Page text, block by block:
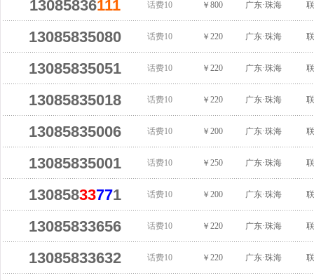
13085836111 话费10 ￥800 广东·珠海
13085835080 话费10 ￥220 广东·珠海
13085835051 话费10 ￥220 广东·珠海
13085835018 话费10 ￥220 广东·珠海
13085835006 话费10 ￥200 广东·珠海
13085835001 话费10 ￥250 广东·珠海
13085833771 话费10 ￥200 广东·珠海
13085833656 话费10 ￥220 广东·珠海
13085833632 话费10 ￥220 广东·珠海